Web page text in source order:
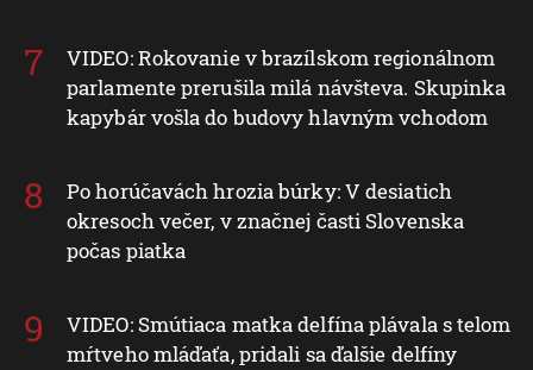
VIDEO: Rokovanie v brazílskom regionálnom
parlamente prerušila milá návšteva. Skupinka
kapybár vošla do budovy hlavným vchodom
Po horúčavách hrozia búrky: V desiatich
okresoch večer, v značnej časti Slovenska
počas piatka
VIDEO: Smútiaca matka delfína plávala s telom
mŕtveho mláďaťa, pridali sa ďalšie delfíny